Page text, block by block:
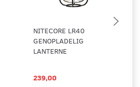
NITECORE LR40
GENOPLADELIG
LANTERNE
239,00